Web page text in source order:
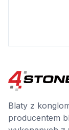
Blaty z
producentem